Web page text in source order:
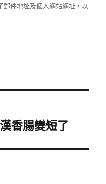
郵件地址及個人網站網址，以
香腸變短了